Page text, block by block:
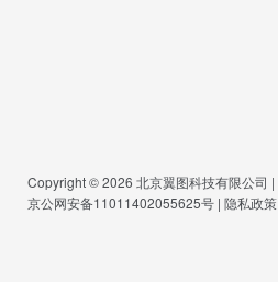
Copyright © 2026 北京翼图科技有限公司 |
京公网安备11011402055625号 | 隐私政策